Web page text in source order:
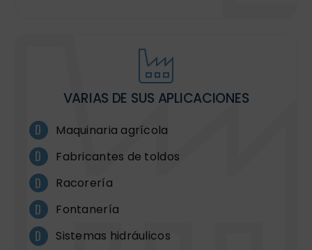
VARIAS DE SUS APLICACIONES
Maquinaria agrícola
Fabricantes de toldos
Racorería
Fontanería
Sistemas hidráulicos